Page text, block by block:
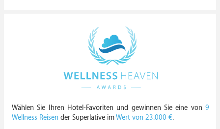
Wählen Sie Ihren Hotel-Favoriten und gewinnen Sie eine von 9
Wellness Reisen der Superlative imWert von 23.000 €.